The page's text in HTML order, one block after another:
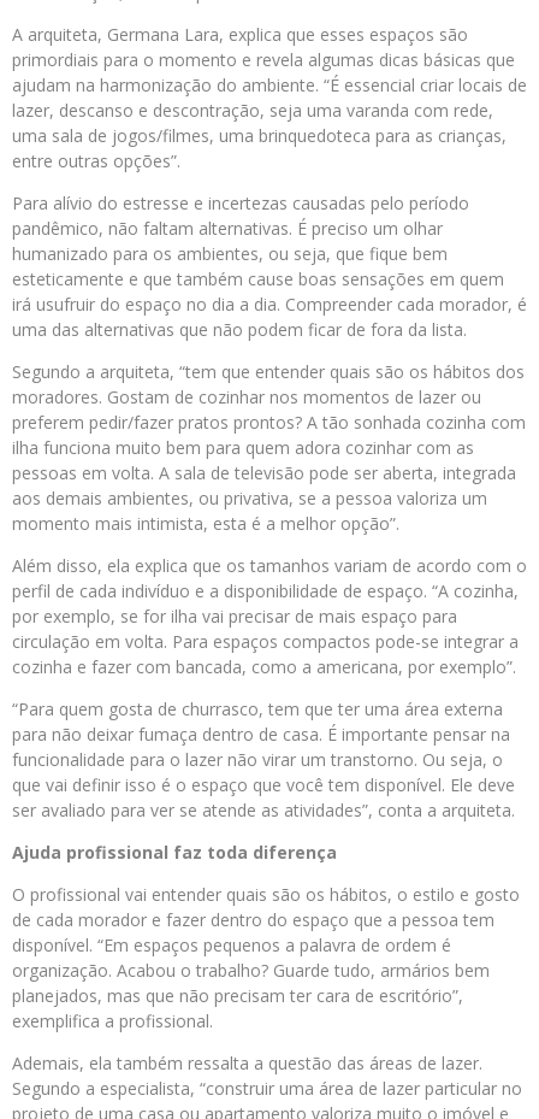
A arquiteta, Germana Lara, explica que esses espaços são
primordiais para o momento e revela algumas dicas básicas que
ajudam na harmonização do ambiente. “É essencial criar locais de
lazer, descanso e descontração, seja uma varanda com rede,
uma sala de jogos/filmes, uma brinquedoteca para as crianças,
entre outras opções”.
Para alívio do estresse e incertezas causadas pelo período
pandêmico, não faltam alternativas. É preciso um olhar
humanizado para os ambientes, ou seja, que fique bem
esteticamente e que também cause boas sensações em quem
irá usufruir do espaço no dia a dia. Compreender cada morador, é
uma das alternativas que não podem ficar de fora da lista.
Segundo a arquiteta, “tem que entender quais são os hábitos dos
moradores. Gostam de cozinhar nos momentos de lazer ou
preferem pedir/fazer pratos prontos? A tão sonhada cozinha com
ilha funciona muito bem para quem adora cozinhar com as
pessoas em volta. A sala de televisão pode ser aberta, integrada
aos demais ambientes, ou privativa, se a pessoa valoriza um
momento mais intimista, esta é a melhor opção”.
Além disso, ela explica que os tamanhos variam de acordo com o
perfil de cada indivíduo e a disponibilidade de espaço. “A cozinha,
por exemplo, se for ilha vai precisar de mais espaço para
circulação em volta. Para espaços compactos pode-se integrar a
cozinha e fazer com bancada, como a americana, por exemplo”.
“Para quem gosta de churrasco, tem que ter uma área externa
para não deixar fumaça dentro de casa. É importante pensar na
funcionalidade para o lazer não virar um transtorno. Ou seja, o
que vai definir isso é o espaço que você tem disponível. Ele deve
ser avaliado para ver se atende as atividades”, conta a arquiteta.
Ajuda profissional faz toda diferença
O profissional vai entender quais são os hábitos, o estilo e gosto
de cada morador e fazer dentro do espaço que a pessoa tem
disponível. “Em espaços pequenos a palavra de ordem é
organização. Acabou o trabalho? Guarde tudo, armários bem
planejados, mas que não precisam ter cara de escritório”,
exemplifica a profissional.
Ademais, ela também ressalta a questão das áreas de lazer.
Segundo a especialista, “construir uma área de lazer particular no
projeto de uma casa ou apartamento valoriza muito o imóvel e